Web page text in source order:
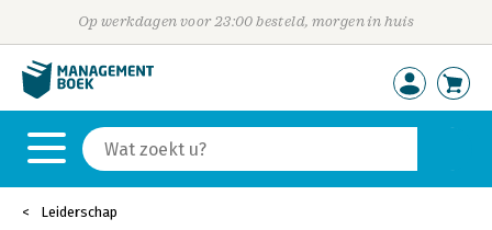
Op werkdagen voor 23:00 besteld, morgen in huis
Leiderschap